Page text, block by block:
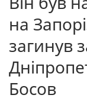
на
загинув
Босов